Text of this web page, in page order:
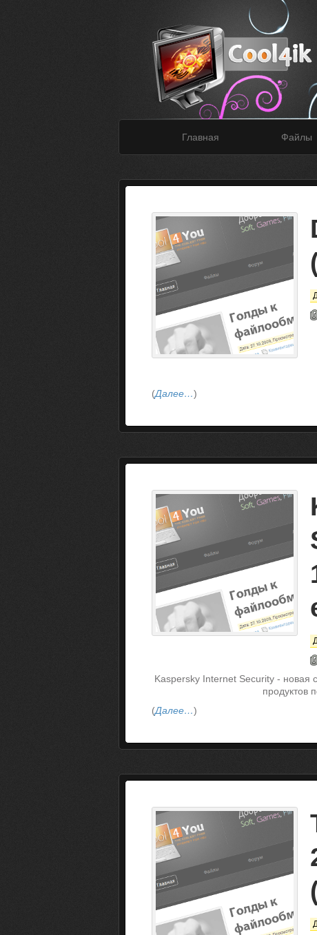
Главная Файлы
(Далее…)
Kaspersky Internet Security - новая
продуктов
(Далее…)